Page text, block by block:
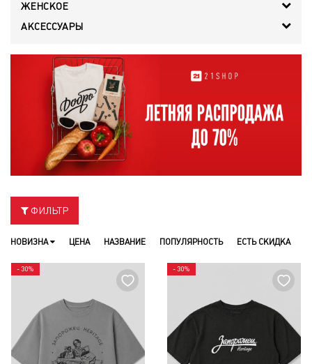
ЖЕНСКОЕ
АКСЕССУАРЫ
ФИЛЬТР
НОВИЗНА ЦЕНА НАЗВАНИЕ ПОПУЛЯРНОСТЬ ЕСТЬ СКИДКА
- 30% - 30%